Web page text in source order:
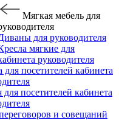
Мягкая мебель для
для руководителя
мягкие для
руководителя
для посетителей кабинета
для посетителей кабинета
и совещаний